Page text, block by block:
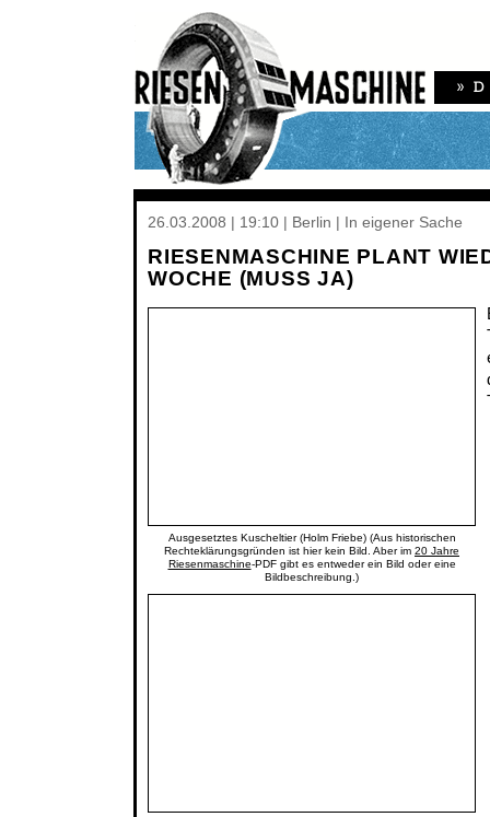
26.03.2008 | 19:10 | Berlin | In eigener Sache
RIESENMASCHINE PLANT
WOCHE (MUSS JA)
Ausgesetztes Kuscheltier (Holm Friebe) (Aus historischen
Rechteklärungsgründen ist hier kein Bild. Aber im 20 Jahre
Riesenmaschine-PDF gibt es entweder ein Bild oder eine
Bildbeschreibung.)